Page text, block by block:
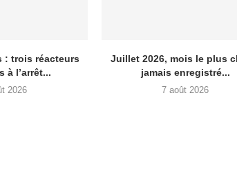
: trois réacteurs
à l’arrêt...
2026
Juillet 2026, mois le plus
jamais enregistré...
7 août 2026